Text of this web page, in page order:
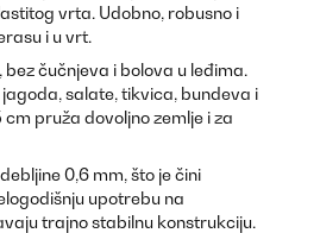
vrta. Udobno, robusno i
i u vrt.
čučnjeva i bolova u leđima.
salate, tikvica, bundeva i
pruža dovoljno zemlje i za
0,6 mm, što je čini
upotrebu na
trajno stabilnu konstrukciju.